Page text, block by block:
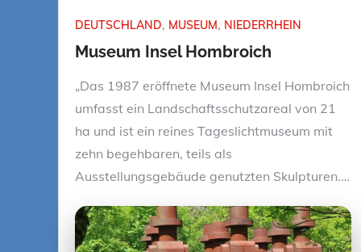
DEUTSCHLAND MUSEUM NIEDERRHEIN
Museum Insel Hombroich
„Das 1987 eröffnete Museum Insel Hombroich
umfasst ein Landschaftsschutzareal von 21
ha und ist ein reines Tageslichtmuseum mit
zehn begehbaren, teils als
Ausstellungsgebäude genutzten Skulpturen.…